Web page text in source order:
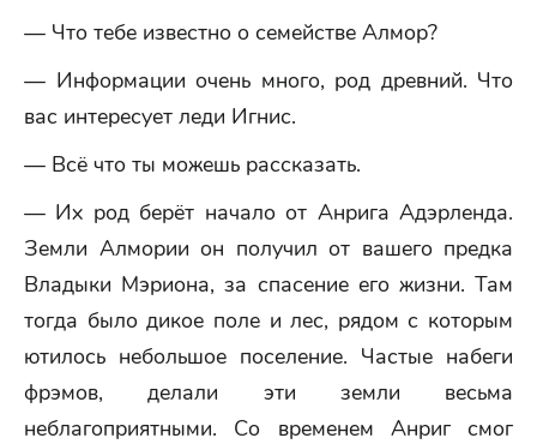
— Что тебе известно о семействе Алмор?
— Информации очень много, род древний. Что
вас интересует леди Игнис.
— Всё что ты можешь рассказать.
— Их род берёт начало от Анрига Адэрленда.
Земли Алмории он получил от вашего предка
Владыки Мэриона, за спасение его жизни. Там
тогда было дикое поле и лес, рядом с которым
ютилось небольшое поселение. Частые набеги
фрэмов, делали эти земли весьма
неблагоприятными. Со временем Анриг смог